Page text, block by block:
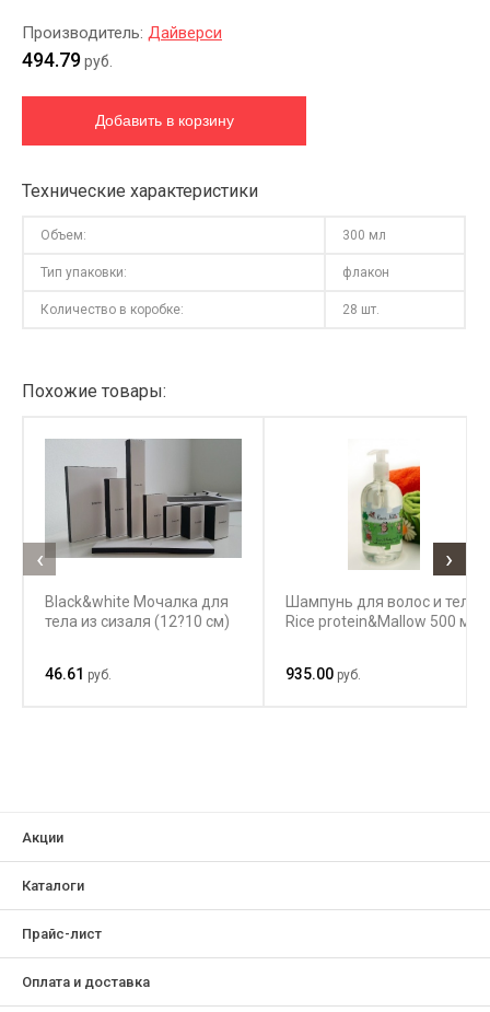
Производитель: Дайверси
494.79руб.
Технические характеристики
Объем: 300 мл
Тип упаковки: флакон
Количество в коробке: 28 шт.
Похожие товары:
Black&white Мочалка для
тела из сизаля (12?10 см)
46.61 руб.
Шампунь для волос и тела
Rice protein&Mallow 500 мл
935.00 руб.
‹ ›
Акции
Каталоги
Прайс-лист
Оплата и доставка